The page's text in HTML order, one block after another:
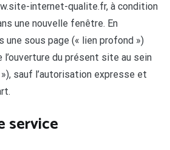
internet-qualite.fr, à condition
une nouvelle fenêtre. En
une sous page (« lien profond »)
du présent site au sein
»), sauf l’autorisation expresse et
service